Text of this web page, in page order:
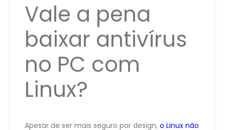
Vale a pena
baixar antivírus
no PC com
Linux?
Apesar de ser mais seguro por design, o Linux não